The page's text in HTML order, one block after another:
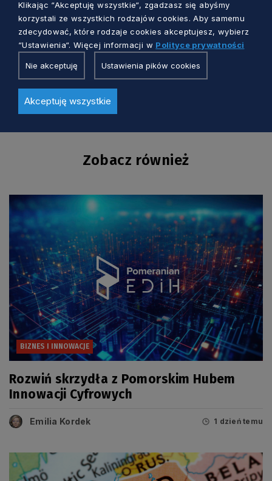
FOT. JACEK SOWA FOT. JACEK SOWA FOT. JACEK SOWA
FOT. JACEK SOWA FOT. JACEK SOWA
Zobacz również
BIZNES I INNOWACJE
Rozwiń skrzydła z Pomorskim Hubem
Innowacji Cyfrowych
Emilia Kordek 1 dzień temu
Klikając “Akceptuję wszystkie“, zgadzasz się abyśmy
korzystali ze wszystkich rodzajów cookies. Aby samemu
zdecydować, które rodzaje cookies akceptujesz, wybierz
“Ustawienia“. Więcej informacji w Polityce prywatności
Nie akceptuję Ustawienia pików cookies
Akceptuję wszystkie